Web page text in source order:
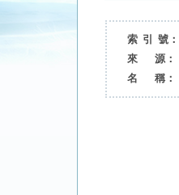
索 引 號：
來 源：
名 稱：